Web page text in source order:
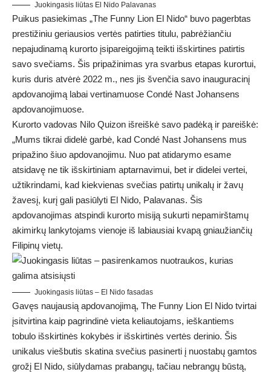
Juokingasis liūtas El Nido Palavanas
Puikus pasiekimas „The Funny Lion El Nido“ buvo pagerbtas
prestižiniu geriausios vertės patirties titulu, pabrėžiančiu
nepajudinamą kurorto įsipareigojimą teikti išskirtines patirtis
savo svečiams. Šis pripažinimas yra svarbus etapas kurortui,
kuris duris atvėrė 2022 m., nes jis švenčia savo inauguracinį
apdovanojimą labai vertinamuose Condé Nast Johansens
apdovanojimuose.
Kurorto vadovas Nilo Quizon išreiškė savo padėką ir pareiškė:
„Mums tikrai didelė garbė, kad Condé Nast Johansens mus
pripažino šiuo apdovanojimu. Nuo pat atidarymo esame
atsidavę ne tik išskirtiniam aptarnavimui, bet ir didelei vertei,
užtikrindami, kad kiekvienas svečias patirtų unikalų ir žavų
žavesį, kurį gali pasiūlyti El Nido, Palavanas. Šis
apdovanojimas atspindi kurorto misiją sukurti nepamirštamų
akimirkų lankytojams vienoje iš labiausiai kvapą gniaužiančių
Filipinų vietų.
Juokingasis liūtas – El Nido fasadas
Gavęs naujausią apdovanojimą, The Funny Lion El Nido tvirtai
įsitvirtina kaip pagrindinė vieta keliautojams, ieškantiems
tobulo išskirtinės kokybės ir išskirtinės vertės derinio. Šis
unikalus viešbutis skatina svečius pasinerti į nuostabų gamtos
grožį El Nido, siūlydamas prabangų, tačiau nebrangų būstą,